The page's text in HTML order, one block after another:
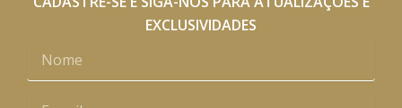
o
t
e
t
r
p
EXCLUSIVIDADES